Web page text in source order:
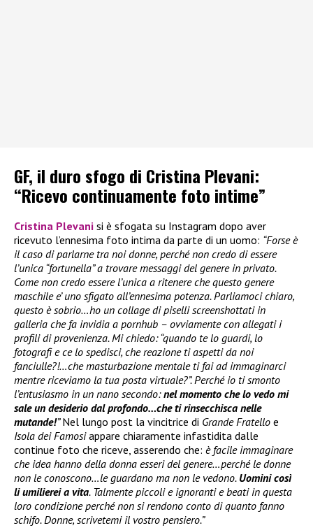
GF, il duro sfogo di Cristina Plevani:
“Ricevo continuamente foto intime”
Cristina Plevani si è sfogata su Instagram dopo aver
ricevuto l’ennesima foto intima da parte di un uomo: “Forse è
il caso di parlarne tra noi donne, perché non credo di essere
l’unica “fortunella” a trovare messaggi del genere in privato.
Come non credo essere l’unica a ritenere che questo genere
maschile e’ uno sfigato all’ennesima potenza. Parliamoci chiaro,
questo è sobrio…ho un collage di piselli screenshottati in
galleria che fa invidia a pornhub – ovviamente con allegati i
profili di provenienza. Mi chiedo: “quando te lo guardi, lo
fotografi e ce lo spedisci, che reazione ti aspetti da noi
fanciulle?!…che masturbazione mentale ti fai ad immaginarci
mentre riceviamo la tua posta virtuale?”. Perché io ti smonto
l’entusiasmo in un nano secondo:nel momento che lo vedo mi
sale un desiderio dal profondo…che ti rinsecchisca nelle
mutande!”Nel lungo post la vincitrice di Grande Fratello e
Isola dei Famosiappare chiaramente infastidita dalle
continue foto che riceve, asserendo che: è facile immaginare
che idea hanno della donna esseri del genere…perché le donne
non le conoscono…le guardano ma non le vedono. Uomini così
li umilierei a vita. Talmente piccoli e ignoranti e beati in questa
loro condizione perché non si rendono conto di quanto fanno
schifo. Donne, scrivetemi il vostro pensiero.”